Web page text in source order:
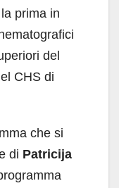
prima in
del
CHS di
che si
di Patricija